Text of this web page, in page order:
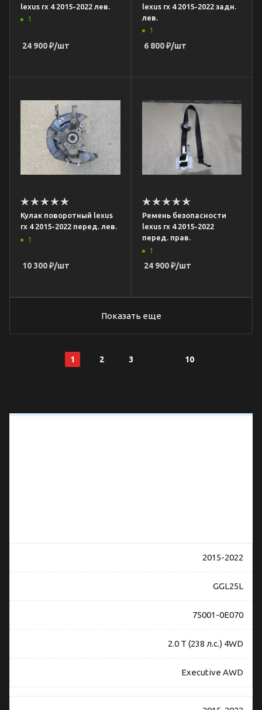
lexus rx 4 2015-2022 лев.
1
24 900₽/шт
lexus rx 4 2015-2022 задн.
лев.
1
6 800₽/шт
Кулак поворотный lexus
rx 4 2015-2022 перед. лев.
1
10 300₽/шт
Ремень безопасности
lexus rx 4 2015-2022
перед. прав.
1
24 900₽/шт
Показать еще
1 2 3 10
2015-2022
GGL25L
75001-0E070
2.0 T (238 л.с.) 4WD
Executive AWD